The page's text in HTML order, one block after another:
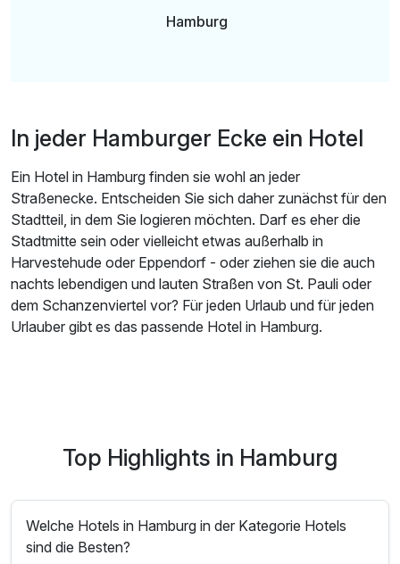
Hamburg
In jeder Hamburger Ecke ein Hotel
Ein Hotel in Hamburg finden sie wohl an jeder
Straßenecke. Entscheiden Sie sich daher zunächst für den
Stadtteil, in dem Sie logieren möchten. Darf es eher die
Stadtmitte sein oder vielleicht etwas außerhalb in
Harvestehude oder Eppendorf - oder ziehen sie die auch
nachts lebendigen und lauten Straßen von St. Pauli oder
dem Schanzenviertel vor? Für jeden Urlaub und für jeden
Urlauber gibt es das passende Hotel in Hamburg.
Top Highlights in Hamburg
Welche Hotels in Hamburg in der Kategorie Hotels
sind die Besten?